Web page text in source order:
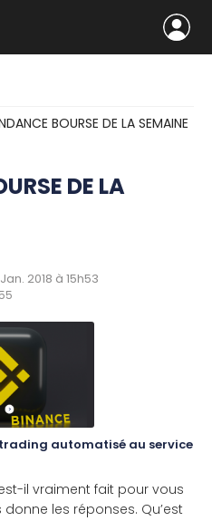
BOURSE DE LA SEMAINE
DE LA
2018 à 15h53
trading automatisé au service
il vraiment fait pour vous
les réponses. Qu’est